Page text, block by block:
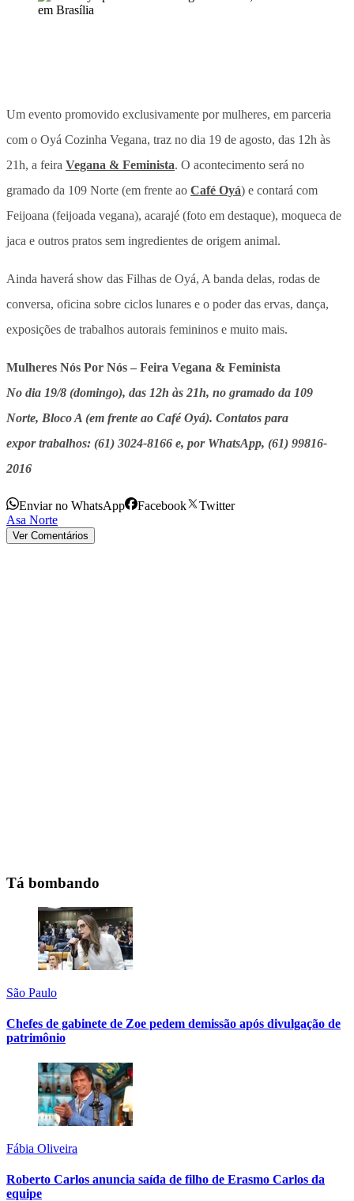
Um evento promovido exclusivamente por mulheres, em parceria
com o Oyá Cozinha Vegana, traz no dia 19 de agosto, das 12h às
21h, a feira Vegana & Feminista. O acontecimento será no
gramado da 109 Norte (em frente ao Café Oyá) e contará com
Feijoana (feijoada vegana), acarajé (foto em destaque), moqueca de
jaca e outros pratos sem ingredientes de origem animal.
Ainda haverá show das Filhas de Oyá, A banda delas, rodas de
conversa, oficina sobre ciclos lunares e o poder das ervas, dança,
exposições de trabalhos autorais femininos e muito mais.
Mulheres Nós Por Nós – Feira Vegana & Feminista
No dia 19/8 (domingo), das 12h às 21h, no gramado da 109
Norte, Bloco A (em frente ao Café Oyá). Contatos para
expor trabalhos: (61) 3024-8166 e, por WhatsApp, (61) 99816-
2016
Enviar no WhatsApp Facebook
Twitter
Asa Norte
Ver Comentários
Tá bombando
São Paulo
Chefes de gabinete de Zoe pedem demissão após divulgação de
patrimônio
Fábia Oliveira
Roberto Carlos anuncia saída de filho de Erasmo Carlos da
equipe